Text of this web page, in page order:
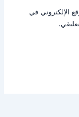
الإلكتروني في